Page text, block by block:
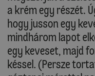
a krém egy részét.
hogy jusson egy
mindhárom lapot
egy keveset, majd
késsel. (Persze